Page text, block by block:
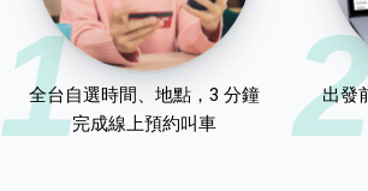
1
全台自選時間、地點，3 分鐘
完成線上預約叫車
出發